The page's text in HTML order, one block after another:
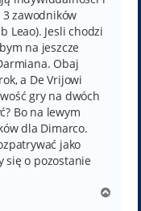
zawodników
Leao). Jesli chodzi
na jeszcze
Obaj
a De Vrijowi
gry na dwóch
Bo na lewym
dla Dimarco.
jako
się o pozostanie